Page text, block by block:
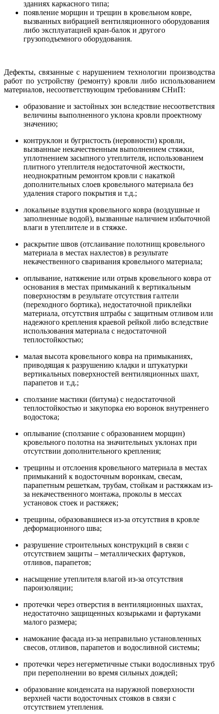
зданиях каркасного типа;
появление морщин и трещин в кровельном ковре,
вызванных вибрацией вентиляционного оборудования
либо эксплуатацией кран-балок и другого
грузоподъемного оборудования.
Дефекты, связанные с нарушением технологии производства
работ по устройству (ремонту) кровли либо использованием
материалов, несоответствующим требованиям СНиП:
образование и застойных зон вследствие несоответствия
величины выполненного уклона кровли проектному
значению;
контруклон и бугристость (неровности) кровли,
вызванные некачественным выполнением стяжки,
уплотнением засыпного утеплителя, использованием
плитного утеплителя недостаточной жесткости,
неоднократным ремонтом кровли с накаткой
дополнительных слоев кровельного материала без
удаления старого покрытия и т.д.;
локальные вздутия кровельного ковра (воздушные и
заполненные водой), вызванные наличием избыточной
влаги в утеплителе и в стяжке.
раскрытие швов (отслаивание полотнищ кровельного
материала в местах нахлестов) в результате
некачественного сваривания кровельного материала;
оплывание, натяжение или отрыв кровельного ковра от
основания в местах примыканий к вертикальным
поверхностям в результате отсутствия галтели
(переходного бортика), недостаточной приклейки
материала, отсутствия штрабы с защитным отливом или
надежного крепления краевой рейкой либо вследствие
использования материала с недостаточной
теплостойкостью;
малая высота кровельного ковра на примыканиях,
приводящая к разрушению кладки и штукатурки
вертикальных поверхностей вентиляционных шахт,
парапетов и т.д.;
сползание мастики (битума) с недостаточной
теплостойкостью и закупорка ею воронок внутреннего
водостока;
оплывание (сползание с образованием морщин)
кровельного полотна на значительных уклонах при
отсутствии дополнительного крепления;
трещины и отслоения кровельного материала в местах
примыканий к водосточным воронкам, свесам,
парапетным решеткам, трубам, стойкам и растяжкам из-
за некачественного монтажа, проколы в мессах
установок стоек и растяжек;
трещины, образовавшиеся из-за отсутствия в кровле
деформационного шва;
разрушение строительных конструкций в связи с
отсутствием защиты – металлических фартуков,
отливов, парапетов;
насыщение утеплителя влагой из-за отсутствия
пароизоляции;
протечки через отверстия в вентиляционных шахтах,
недостаточно защищенных козырьками и фартуками
малого размера;
намокание фасада из-за неправильно установленных
свесов, отливов, парапетов и водосливной системы;
протечки через негерметичные стыки водосливных труб
при переполнении во время сильных дождей;
образование конденсата на наружной поверхности
верхней части водосточных стояков в связи с
отсутствием утепления.